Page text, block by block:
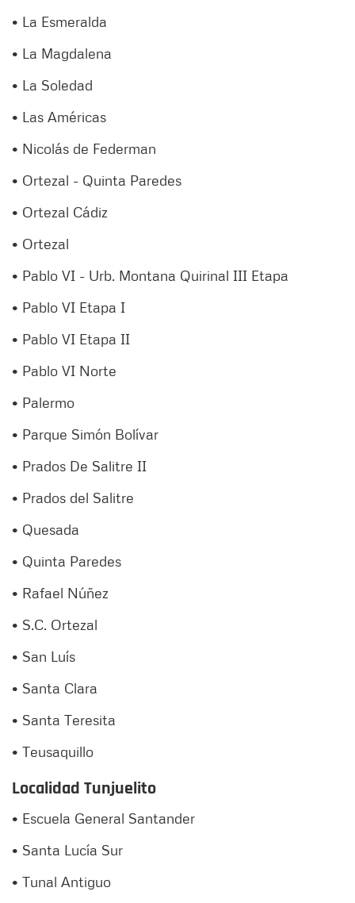
• La Esmeralda
• La Magdalena
• La Soledad
• Las Américas
• Nicolás de Federman
• Ortezal - Quinta Paredes
• Ortezal Cádiz
• Ortezal
• Pablo VI - Urb. Montana Quirinal III Etapa
• Pablo VI Etapa I
• Pablo VI Etapa II
• Pablo VI Norte
• Palermo
• Parque Simón Bolívar
• Prados De Salitre II
• Prados del Salitre
• Quesada
• Quinta Paredes
• Rafael Núñez
• S.C. Ortezal
• San Luís
• Santa Clara
• Santa Teresita
• Teusaquillo
Localidad Tunjuelito
• Escuela General Santander
• Santa Lucía Sur
• Tunal Antiguo